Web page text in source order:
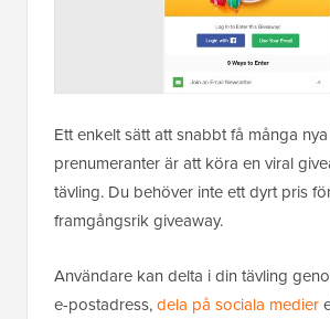
Ett enkelt sätt att snabbt få många
prenumeranter är att köra en viral
tävling. Du behöver inte ett dyrt pris
framgångsrik giveaway.
Användare kan delta i din tävling
e-postadress,dela på sociala medier